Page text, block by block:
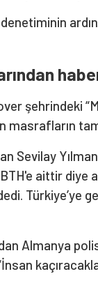
şehrindeki
masrafların
Sevilay
aittir diye
Türkiye’ye
Almanya